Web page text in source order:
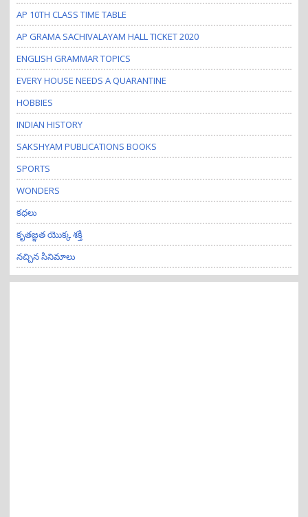
AP 10TH CLASS TIME TABLE
AP GRAMA SACHIVALAYAM HALL TICKET 2020
ENGLISH GRAMMAR TOPICS
EVERY HOUSE NEEDS A QUARANTINE
HOBBIES
INDIAN HISTORY
SAKSHYAM PUBLICATIONS BOOKS
SPORTS
WONDERS
కధలు
కృతజ్ఞత యొక్క శక్తి
నచ్చిన సినిమాలు